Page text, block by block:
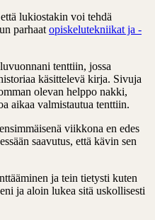
lukiostakin voi tehdä
parhaat opiskelutekniikat ja -
tenttiin, jossa
käsittelevä kirja. Sivuja
olevan helppo nakki,
aikaa valmistautua tenttiin.
viikkona en edes
saavutus, että kävin sen
ja tein tietysti kuten
ja aloin lukea sitä uskollisesti